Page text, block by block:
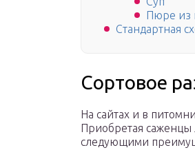
Пюре из
Стандартная
Сортовое
На сайтах и в
Приобретая саженцы
следующими